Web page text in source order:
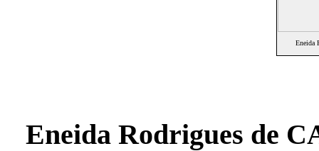
Eneida
Eneida Rodrigues de